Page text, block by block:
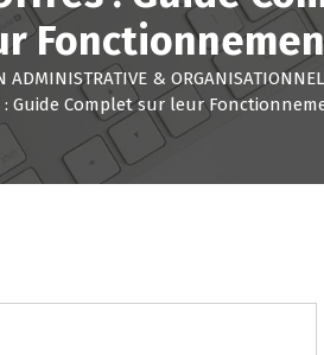
ADMINISTRATIVE &
: Guide Complet sur leur